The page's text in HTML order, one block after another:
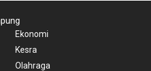
Ekonomi
Kesra
Olahraga